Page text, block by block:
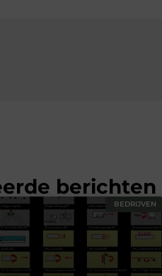
berichten
BEDRIJVEN